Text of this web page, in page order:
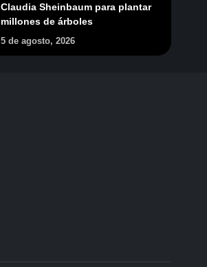
Claudia Sheinbaum para plantar
millones de árboles
5 de agosto, 2026